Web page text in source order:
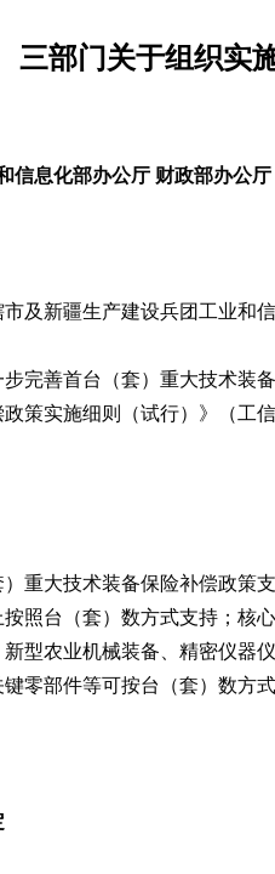
三部门关于组织实
信息化部办公厅 财政部办公
及新疆生产建设兵团工业和
完善首台（套）重大技术装
策实施细则（试行）》（工
）重大技术装备保险补偿政策
照台（套）数方式支持；核
型农业机械装备、精密仪器
零部件等可按台（套）数方式